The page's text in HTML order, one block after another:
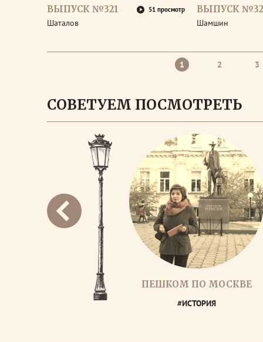
ВЫПУСК №321 51 просмотр
Шаталов
ВЫПУСК
Шамшин
1 2 3
СОВЕТУЕМ ПОСМОТРЕТЬ
ПЕШКОМ ПО МОСКВЕ
#ИСТОРИЯ